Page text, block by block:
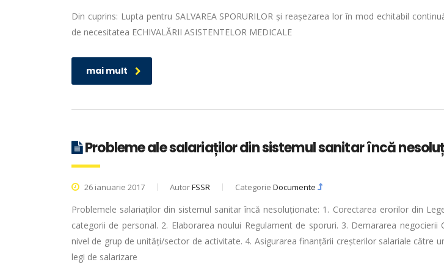
Din cuprins: Lupta pentru SALVAREA SPORURILOR și reașezarea lor în mod echitabil
de necesitatea ECHIVALĂRII ASISTENTELOR MEDICALE
mai mult
Probleme ale salariaților din sistemul sanitar încă
26 ianuarie 2017 AutorFSSR Categorie Documente
Problemele salariaților din sistemul sanitar încă nesoluționate: 1. Corectarea erorilor din
categorii de personal. 2. Elaborarea noului Regulament de sporuri. 3. Demararea
nivel de grup de unități/sector de activitate. 4. Asigurarea finanțării creșterilor salariale către
legi de salarizare